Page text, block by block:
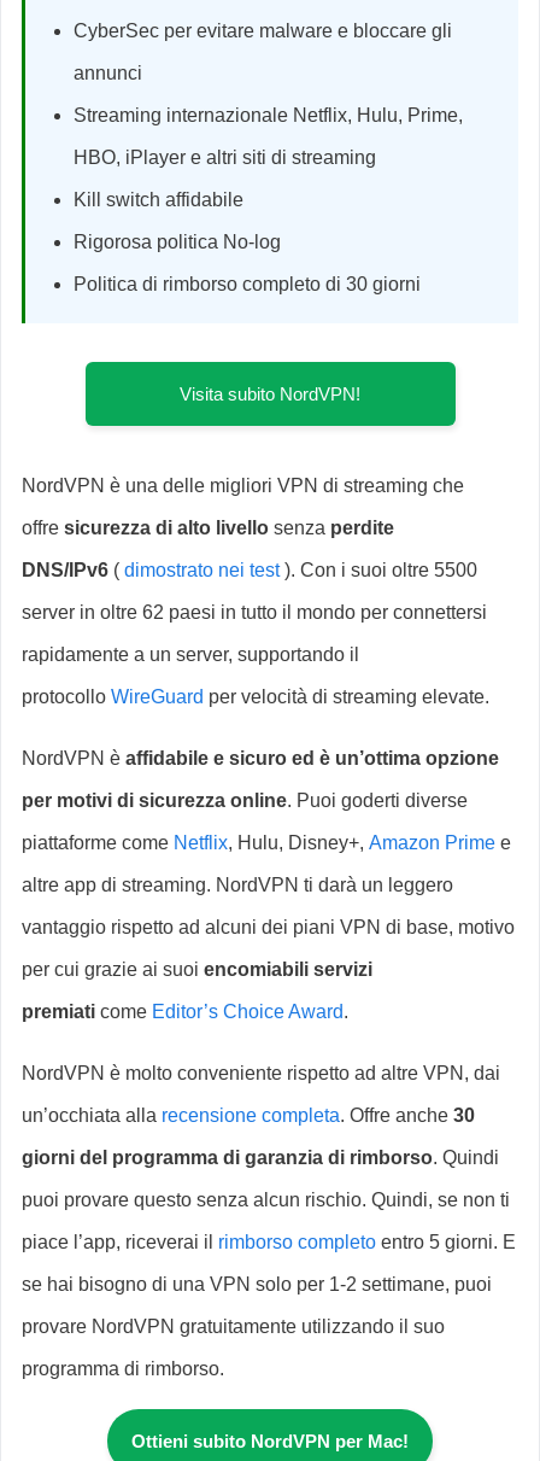
CyberSec per evitare malware e bloccare gli
annunci
Streaming internazionale Netflix, Hulu, Prime,
HBO, iPlayer e altri siti di streaming
Kill switch affidabile
Rigorosa politica No-log
Politica di rimborso completo di 30 giorni
Visita subito NordVPN!
NordVPN è una delle migliori VPN di streaming che
offre sicurezza di alto livello senza perdite
DNS/IPv6 ( dimostrato nei test). Con i suoi oltre 5500
server in oltre 62 paesi in tutto il mondo per connettersi
rapidamente a un server, supportando il
protocollo WireGuard per velocità di streaming elevate.
NordVPN è affidabile e sicuro ed è un’ottima opzione
per motivi di sicurezza online. Puoi goderti diverse
piattaforme come Netflix, Hulu, Disney+, Amazon Prime e
altre app di streaming. NordVPN ti darà un leggero
vantaggio rispetto ad alcuni dei piani VPN di base, motivo
per cui grazie ai suoi encomiabili servizi
premiati come Editor’s Choice Award.
NordVPN è molto conveniente rispetto ad altre VPN, dai
un’occhiata alla recensione completa. Offre anche 30
giorni del programma di garanzia di rimborso. Quindi
puoi provare questo senza alcun rischio. Quindi, se non ti
piace l’app, riceverai il rimborso completo entro 5 giorni. E
se hai bisogno di una VPN solo per 1-2 settimane, puoi
provare NordVPN gratuitamente utilizzando il suo
programma di rimborso.
Ottieni subito NordVPN per Mac!